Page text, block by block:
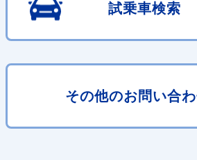
試乗車検索
その他のお問い合